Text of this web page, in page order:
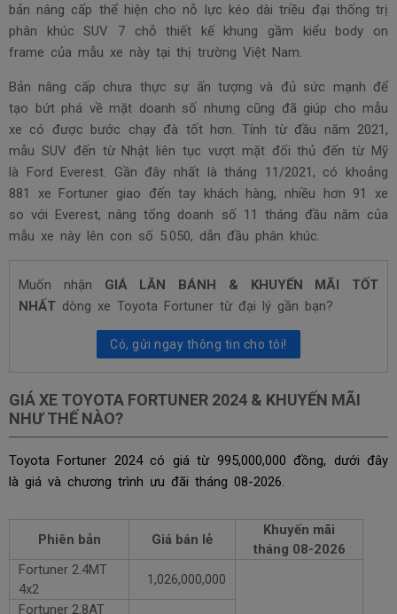
bản nâng cấp thể hiện cho nỗ lực kéo dài triều đại thống trị
phân khúc SUV 7 chỗ thiết kế khung gầm kiểu body on
frame của mẫu xe này tại thị trường Việt Nam.
Bản nâng cấp chưa thực sự ấn tượng và đủ sức mạnh để
tạo bứt phá về mặt doanh số nhưng cũng đã giúp cho mẫu
xe có được bước chạy đà tốt hơn. Tính từ đầu năm 2021,
mẫu SUV đến từ Nhật liên tục vượt mặt đối thủ đến từ Mỹ
là
Ford Everest. Gần đây nhất là tháng 11/2021, có khoảng
881 xe Fortuner giao đến tay khách hàng, nhiều hơn 91 xe
so với Everest, nâng tổng doanh số 11 tháng đầu năm của
mẫu xe này lên con số 5.050, dẫn đầu phân khúc.
Muốn nhận GIÁ LĂN BÁNH & KHUYẾN MÃI TỐT
NHẤT dòng xe Toyota Fortuner từ đại lý gần bạn?
Có, gửi ngay thông tin cho tôi!
GIÁ XE TOYOTA FORTUNER 2024 & KHUYẾN MÃI
NHƯ THẾ NÀO?
Toyota Fortuner 2024 có giá từ 995,000,000 đồng, dưới đây
là giá và chương trình ưu đãi tháng 08-2026.
Phiên bản Giá bán lẻ
Khuyến mãi
tháng 08-2026
Fortuner 2.4MT
4x2
1,026,000,000
Fortuner 2.8AT